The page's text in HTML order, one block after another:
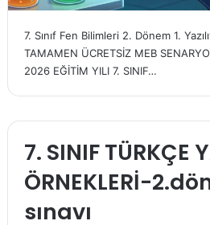
7. Sınıf Fen Bilimleri 2. Dönem 1.
TAMAMEN ÜCRETSİZ MEB
2026 EĞİTİM YILI 7. SINIF…
7. SINIF TÜRKÇE
ÖRNEKLERİ-
sınavı